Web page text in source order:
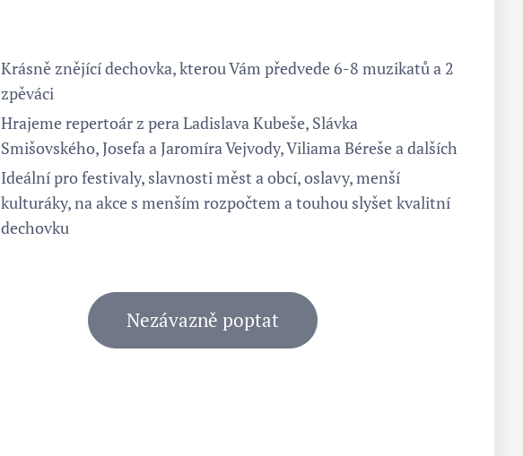
Krásně znějící dechovka, kterou Vám předvede 6-8 muzikatů a 2
zpěváci
Hrajeme repertoár z pera Ladislava Kubeše, Slávka
Smišovského, Josefa a Jaromíra Vejvody, Viliama Béreše a dalších
Ideální pro festivaly, slavnosti měst a obcí, oslavy, menší
kulturáky, na akce s menším rozpočtem a touhou slyšet kvalitní
dechovku
Nezávazně poptat